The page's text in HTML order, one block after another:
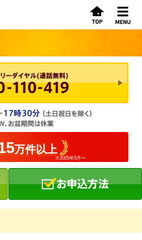
万件以上
※2005年5月〜
ターの特徴